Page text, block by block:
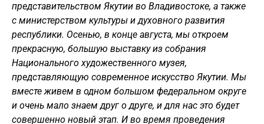
представительством Якутии во Владивостоке, а также
с министерством культуры и духовного развития
республики. Осенью, в конце августа, мы откроем
прекрасную, большую выставку из собрания
Национального художественного музея,
представляющую современное искусство Якутии. Мы
вместе живем в одном большом федеральном округе
и очень мало знаем друг о друге, и для нас это будет
совершенно новый этап. И во время проведения